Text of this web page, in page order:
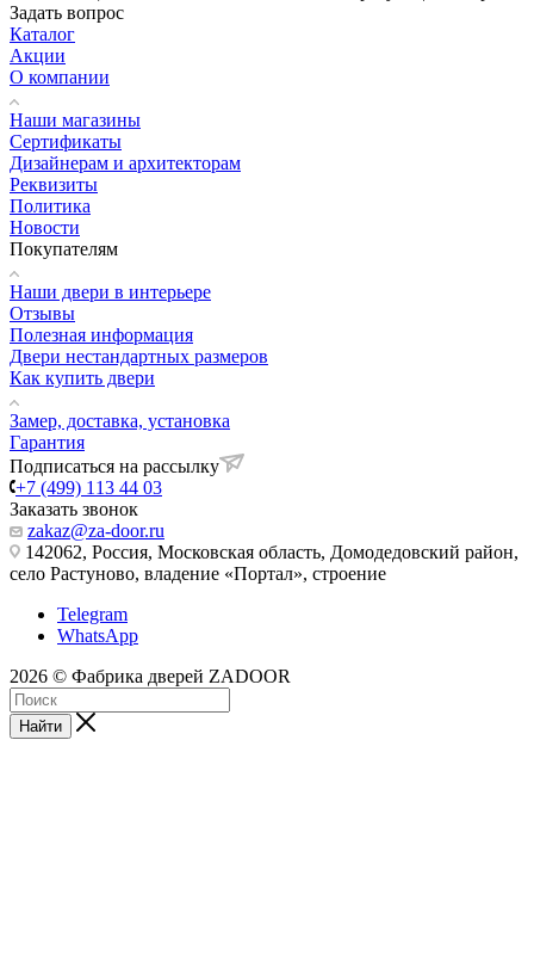
Задать вопрос
Каталог
Акции
О компании
Наши магазины
Сертификаты
Дизайнерам и архитекторам
Реквизиты
Политика
Новости
Покупателям
Наши двери в интерьере
Отзывы
Полезная информация
Двери нестандартных размеров
Как купить двери
Замер, доставка, установка
Гарантия
Подписаться на рассылку
+7 (499) 113 44 03
Заказать звонок
zakaz@za-door.ru
142062, Россия, Московская область, Домодедовский район,
село Растуново, владение «Портал», строение
Telegram
WhatsApp
2026 © Фабрика дверей ZADOOR
Найти